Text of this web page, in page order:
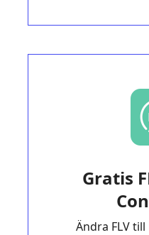
Gratis
Ändra FLV